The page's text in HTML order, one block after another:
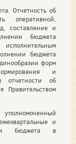
. Отчетность об
оперативной,
составление и
бюджета
бюджета
форм
и
отчетности об
Правительством
и
бюджета в